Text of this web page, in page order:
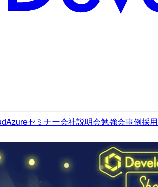
Azureセミナー会社説明会勉強会事例採用